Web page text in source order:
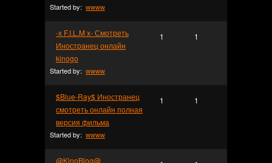
Started by: wwww
-x F.I.L.M x- Смотреть
Иностранец онлайн
kinogo
Started by: wwww
1 1
$Blue-Ray$ Иностранец
смотреть онлайн полная
версия фильма
Started by: wwww
1 1
@KinoBlog@